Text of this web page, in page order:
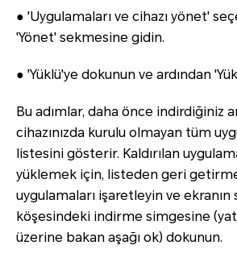
● 'Uygulamaları ve cihazı yönet'
'Yönet' sekmesine gidin.
● 'Yüklü'ye dokunun ve ardından
Bu adımlar, daha önce indirdiğiniz
cihazınızda kurulu olmayan tüm
listesini gösterir. Kaldırılan
yüklemek için, listeden geri
uygulamaları işaretleyin ve ekranın
köşesindeki indirme simgesine
üzerine bakan aşağı ok) dokunun.